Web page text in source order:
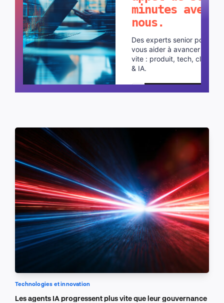
minutes avec
nous.
Des experts senior pour
vous aider à avancer plus
vite : produit, tech, cloud
& IA.
Planifier un appel
Technologies et innovation
Les agents IA progressent plus vite que leur gouvernance